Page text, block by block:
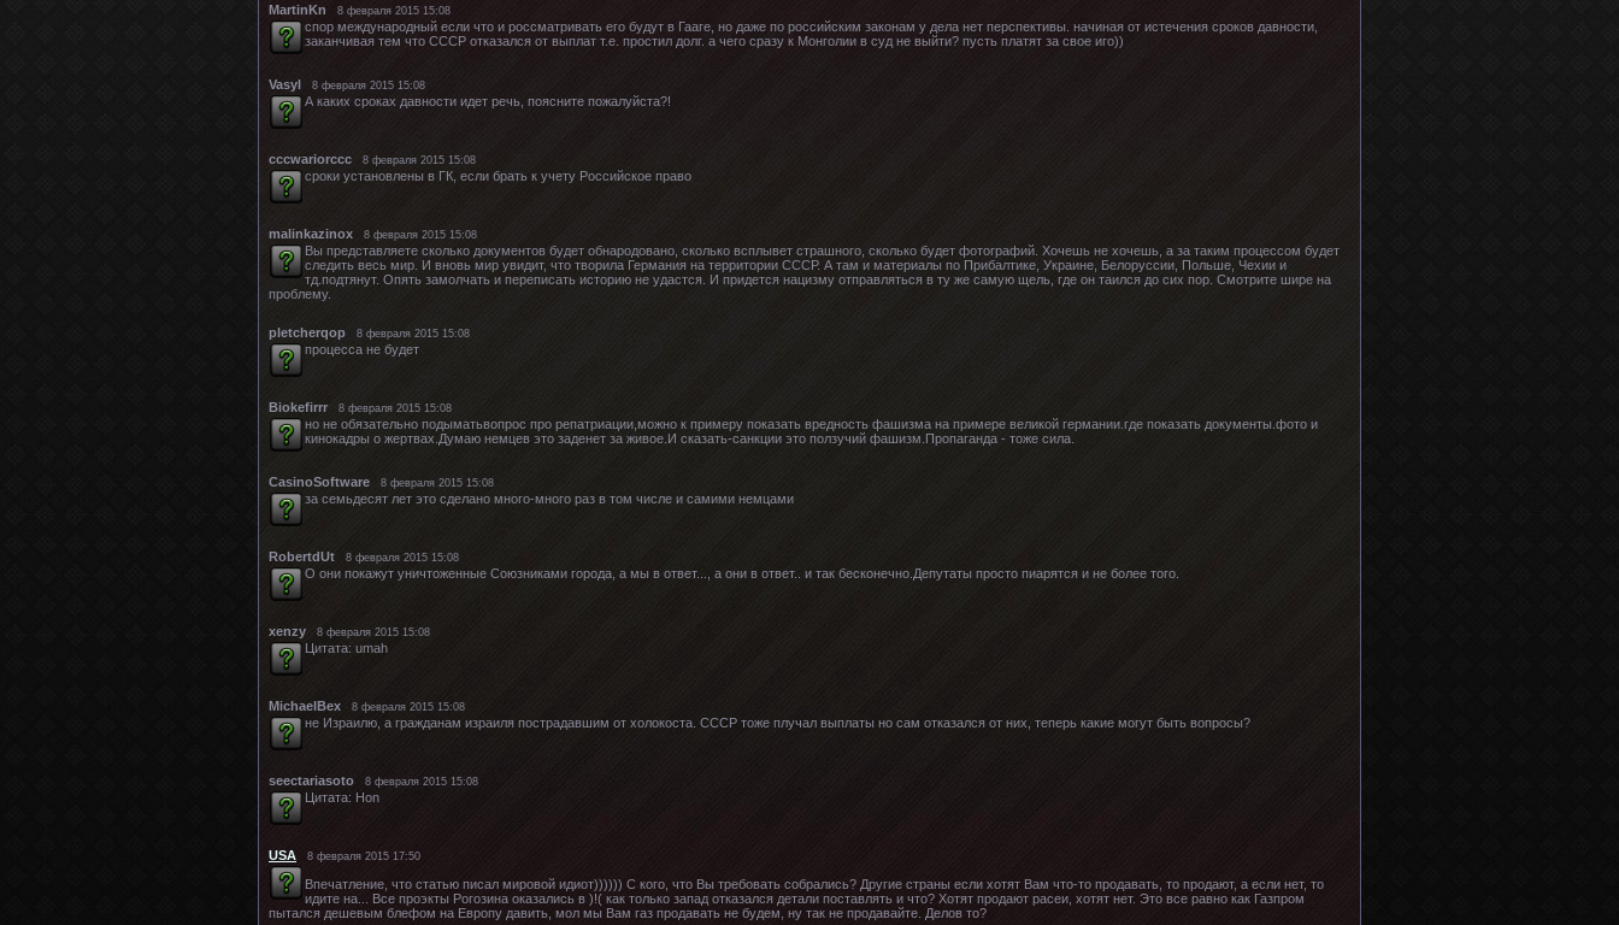
MartinKn 8 февраля 2015 15:08
спор международный если что и россматривать его будут в Гааге, но даже по российским законам у дела нет перспективы. начиная от истечения сроков давности,
заканчивая тем что СССР отказался от выплат т.е. простил долг. а чего сразу к Монголии в суд не выйти? пусть платят за свое иго))
Vasyl 8 февраля 2015 15:08
А каких сроках давности идет речь, поясните пожалуйста?!
сссwariorccc 8 февраля 2015 15:08
сроки установлены в ГК, если брать к учету Российское право
malinkazinox 8 февраля 2015 15:08
Вы представляете сколько документов будет обнародовано, сколько всплывет страшного, сколько будет фотографий. Хочешь не хочешь, а за таким процессом будет
следить весь мир. И вновь мир увидит, что творила Германия на территории СССР. А там и материалы по Прибалтике, Украине, Белоруссии, Польше, Чехии и
тд.подтянут. Опять замолчать и переписать историю не удастся. И придется нацизму отправляться в ту же самую щель, где он таился до сих пор. Смотрите шире на
проблему.
pletcherqop 8 февраля 2015 15:08
процесса не будет
Biokefirrr 8 февраля 2015 15:08
но не обязательно подыматьвопрос про репатриации,можно к примеру показать вредность фашизма на примере великой германии.где показать документы.фото и
кинокадры о жертвах.Думаю немцев это заденет за живое.И сказать-санкции это ползучий фашизм.Пропаганда - тоже сила.
CasinoSoftware 8 февраля 2015 15:08
за семьдесят лет это сделано много-много раз в том числе и самими немцами
RobertdUt 8 февраля 2015 15:08
О они покажут уничтоженные Союзниками города, а мы в ответ..., а они в ответ.. и так бесконечно.Депутаты просто пиарятся и не более того.
xenzy 8 февраля 2015 15:08
Цитата: umah
MichaelBex 8 февраля 2015 15:08
не Израилю, а гражданам израиля пострадавшим от холокоста. СССР тоже плучал выплаты но сам отказался от них, теперь какие могут быть вопросы?
seectariasoto 8 февраля 2015 15:08
Цитата: Hon
USA 8 февраля 2015 17:50
Впечатление, что статью писал мировой идиот)))))) С кого, что Вы требовать собрались? Другие страны если хотят Вам что-то продавать, то продают, а если нет, то
идите на... Все проэкты Рогозина оказались в )!( как только запад отказался детали поставлять и что? Хотят продают расеи, хотят нет. Это все равно как Газпром
пытался дешевым блефом на Европу давить, мол мы Вам газ продавать не будем, ну так не продавайте. Делов то?